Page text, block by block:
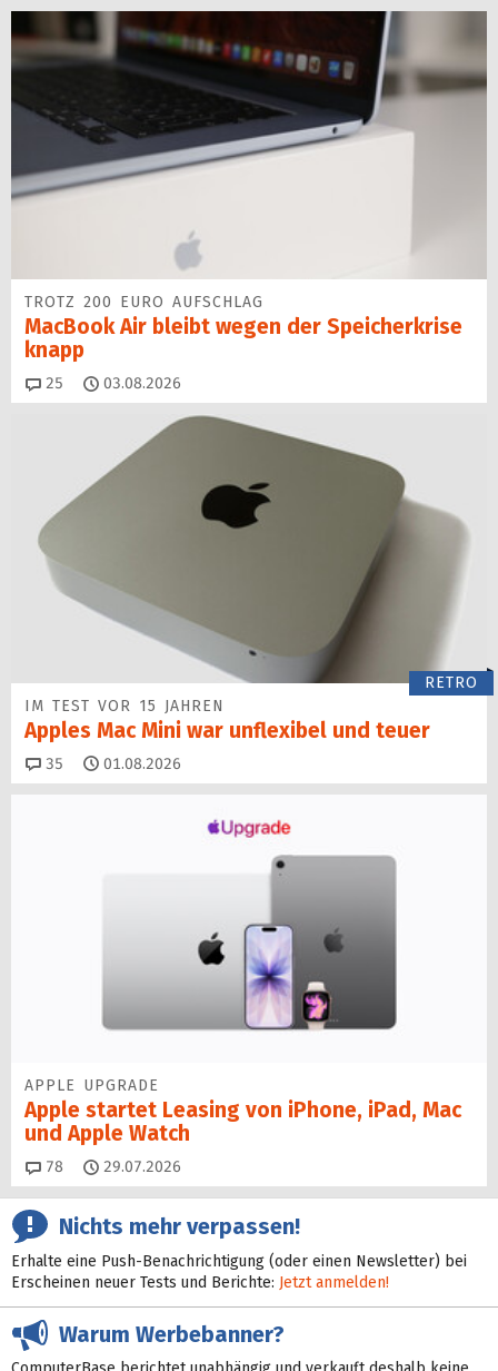
TROTZ 200 EURO AUFSCHLAG
MacBook Air bleibt wegen der Speicherkrise
knapp
25 Kommentare
03.08.2026
RETRO
IM TEST VOR 15 JAHREN
Apples Mac Mini war unflexibel und teuer
35 Kommentare
01.08.2026
APPLE UPGRADE
Apple startet Leasing von iPhone, iPad, Mac
und Apple Watch
78 Kommentare
29.07.2026
Nichts mehr verpassen!
Erhalte eine Push-Benachrichtigung (oder einen Newsletter) bei
Erscheinen neuer Tests und Berichte: Jetzt anmelden!
Warum Werbebanner?